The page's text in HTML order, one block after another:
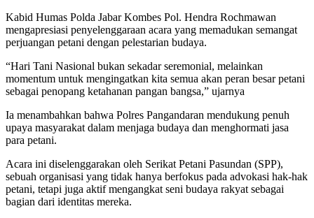
Kabid Humas Polda Jabar Kombes Pol. Hendra Rochmawan
mengapresiasi penyelenggaraan acara yang memadukan semangat
perjuangan petani dengan pelestarian budaya.
“Hari Tani Nasional bukan sekadar seremonial, melainkan
momentum untuk mengingatkan kita semua akan peran besar petani
sebagai penopang ketahanan pangan bangsa,” ujarnya
Ia menambahkan bahwa Polres Pangandaran mendukung penuh
upaya masyarakat dalam menjaga budaya dan menghormati jasa
para petani.
Acara ini diselenggarakan oleh Serikat Petani Pasundan (SPP),
sebuah organisasi yang tidak hanya berfokus pada advokasi hak-hak
petani, tetapi juga aktif mengangkat seni budaya rakyat sebagai
bagian dari identitas mereka.